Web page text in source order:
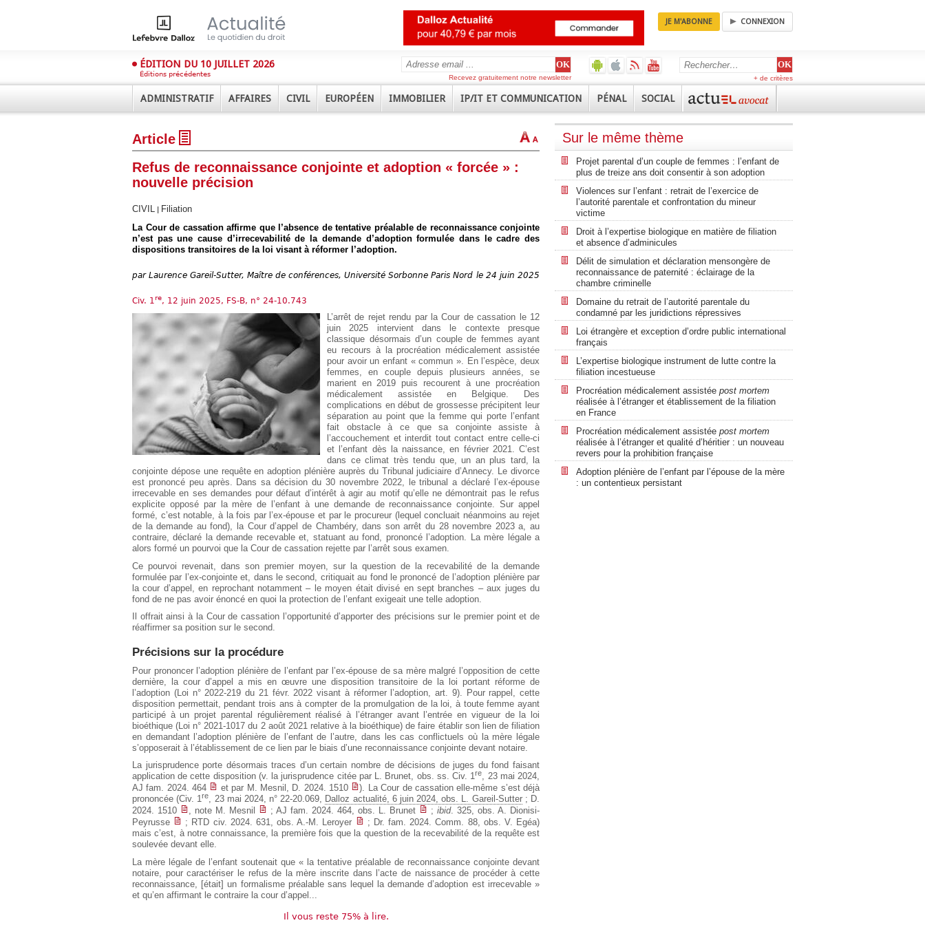
JE M'ABONNE CONNEXION
ÉDITION DU 10 JUILLET 2026
Éditions précédentes
+ de critères
Recevez gratuitement notre newsletter
ADMINISTRATIF AFFAIRES CIVIL EUROPÉEN IMMOBILIER IP/IT ET COMMUNICATION PÉNAL SOCIAL
Article
Refus de reconnaissance conjointe et adoption « forcée » :
nouvelle précision
CIVIL
Filiation
La Cour de cassation affirme que l’absence de tentative préalable de reconnaissance conjointe
n’est pas une cause d’irrecevabilité de la demande d’adoption formulée dans le cadre des
dispositions transitoires de la loi visant à réformer l’adoption.
par Laurence Gareil-Sutter, Maître de conférences, Université Sorbonne Paris Nord le 24 juin 2025
Civ. 1 re, 12 juin 2025, FS-B, n° 24-10.743
L’arrêt de rejet rendu par la Cour de cassation le 12
juin 2025 intervient dans le contexte presque
classique désormais d’un couple de femmes ayant
eu recours à la procréation médicalement assistée
pour avoir un enfant « commun ». En l’espèce, deux
femmes, en couple depuis plusieurs années, se
marient en 2019 puis recourent à une procréation
médicalement assistée en Belgique. Des
complications en début de grossesse précipitent leur
séparation au point que la femme qui porte l’enfant
fait obstacle à ce que sa conjointe assiste à
l’accouchement et interdit tout contact entre celle-ci
et l’enfant dès la naissance, en février 2021. C’est
dans ce climat très tendu que, un an plus tard, la
conjointe dépose une requête en adoption plénière auprès du Tribunal judiciaire d’Annecy. Le divorce
est prononcé peu après. Dans sa décision du 30 novembre 2022, le tribunal a déclaré l’ex-épouse
irrecevable en ses demandes pour défaut d’intérêt à agir au motif qu’elle ne démontrait pas le refus
explicite opposé par la mère de l’enfant à une demande de reconnaissance conjointe. Sur appel
formé, c’est notable, à la fois par l’ex-épouse et par le procureur (lequel concluait néanmoins au rejet
de la demande au fond), la Cour d’appel de Chambéry, dans son arrêt du 28 novembre 2023 a, au
contraire, déclaré la demande recevable et, statuant au fond, prononcé l’adoption. La mère légale a
alors formé un pourvoi que la Cour de cassation rejette par l’arrêt sous examen.
Ce pourvoi revenait, dans son premier moyen, sur la question de la recevabilité de la demande
formulée par l’ex-conjointe et, dans le second, critiquait au fond le prononcé de l’adoption plénière par
la cour d’appel, en reprochant notamment – le moyen était divisé en sept branches – aux juges du
fond de ne pas avoir énoncé en quoi la protection de l’enfant exigeait une telle adoption.
Il offrait ainsi à la Cour de cassation l’opportunité d’apporter des précisions sur le premier point et de
réaffirmer sa position sur le second.
Précisions sur la procédure
Pour prononcer l’adoption plénière de l’enfant par l’ex-épouse de sa mère malgré l’opposition de cette
dernière, la cour d’appel a mis en œuvre une disposition transitoire de la loi portant réforme de
l’adoption (Loi n° 2022-219 du 21 févr. 2022 visant à réformer l’adoption, art. 9). Pour rappel, cette
disposition permettait, pendant trois ans à compter de la promulgation de la loi, à toute femme ayant
participé à un projet parental régulièrement réalisé à l’étranger avant l’entrée en vigueur de la loi
bioéthique (Loi n° 2021-1017 du 2 août 2021 relative à la bioéthique) de faire établir son lien de filiation
en demandant l’adoption plénière de l’enfant de l’autre, dans les cas conflictuels où la mère légale
s’opposerait à l’établissement de ce lien par le biais d’une reconnaissance conjointe devant notaire.
La jurisprudence porte désormais traces d’un certain nombre de décisions de juges du fond faisant
application de cette disposition (v. la jurisprudence citée par L. Brunet, obs. ss. Civ. 1re, 23 mai 2024,
AJ fam. 2024. 464
et par M. Mesnil, D. 2024. 1510
). La Cour de cassation elle-même s’est déjà
prononcée (Civ. 1re, 23 mai 2024, n° 22-20.069, Dalloz actualité, 6 juin 2024, obs. L. Gareil-Sutter; D.
2024. 1510
, note M. Mesnil ; AJ fam. 2024. 464, obs. L. Brunet ; ibid. 325, obs. A. Dionisi-
Peyrusse
; RTD civ. 2024. 631, obs. A.-M. Leroyer
; Dr. fam. 2024. Comm. 88, obs. V. Egéa)
mais c’est, à notre connaissance, la première fois que la question de la recevabilité de la requête est
soulevée devant elle.
La mère légale de l’enfant soutenait que « la tentative préalable de reconnaissance conjointe devant
notaire, pour caractériser le refus de la mère inscrite dans l’acte de naissance de procéder à cette
reconnaissance, [était] un formalisme préalable sans lequel la demande d’adoption est irrecevable »
et qu’en affirmant le contraire la cour d’appel...
Il vous reste 75% à lire.
Sur le même thème
Projet parental d’un couple de femmes : l’enfant de
plus de treize ans doit consentir à son adoption
Violences sur l’enfant : retrait de l’exercice de
l’autorité parentale et confrontation du mineur
victime
Droit à l’expertise biologique en matière de filiation
et absence d’adminicules
Délit de simulation et déclaration mensongère de
reconnaissance de paternité : éclairage de la
chambre criminelle
Domaine du retrait de l’autorité parentale du
condamné par les juridictions répressives
Loi étrangère et exception d’ordre public international
français
L’expertise biologique instrument de lutte contre la
filiation incestueuse
Procréation médicalement assistée post mortem
réalisée à l’étranger et établissement de la filiation
en France
Procréation médicalement assistée post mortem
réalisée à l’étranger et qualité d’héritier : un nouveau
revers pour la prohibition française
Adoption plénière de l’enfant par l’épouse de la mère
: un contentieux persistant